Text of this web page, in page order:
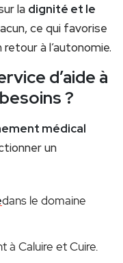
la dignité et le
ce qui favorise
à l’autonomie.
d’aide à
?
médical
un
dans le domaine
à Caluire et Cuire.